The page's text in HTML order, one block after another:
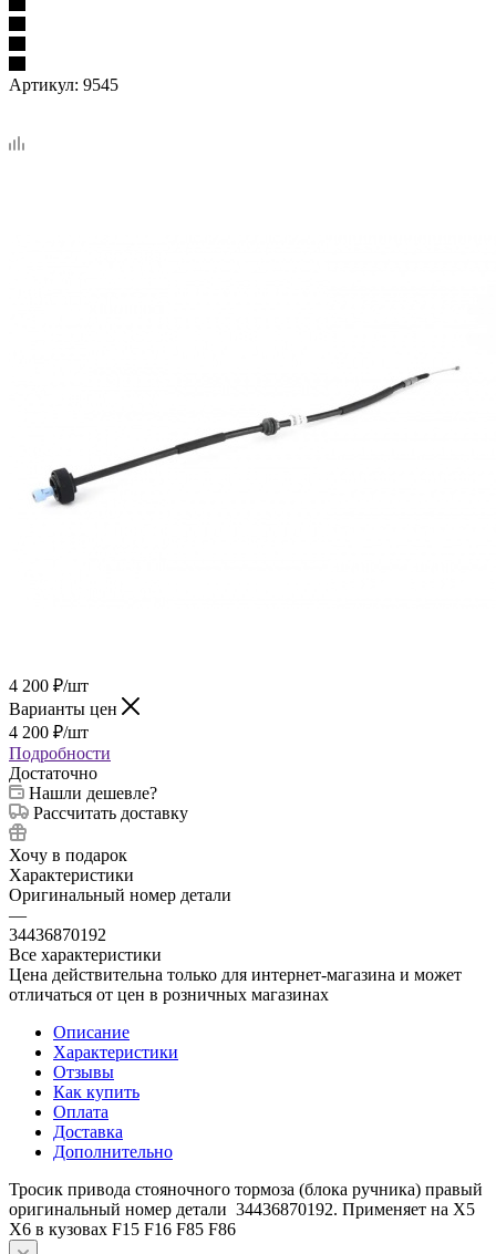
Артикул: 9545
4 200 ₽/шт
Варианты цен
4 200 ₽/шт
Подробности
Достаточно
Нашли дешевле?
Рассчитать доставку
Хочу в подарок
Характеристики
Оригинальный номер детали
—
34436870192
Все характеристики
Цена действительна только для интернет-магазина и может
отличаться от цен в розничных магазинах
Описание
Характеристики
Отзывы
Как купить
Оплата
Доставка
Дополнительно
Тросик привода стояночного тормоза (блока ручника) правый
оригинальный номер детали 34436870192. Применяет на Х5
Х6 в кузовах F15 F16 F85 F86